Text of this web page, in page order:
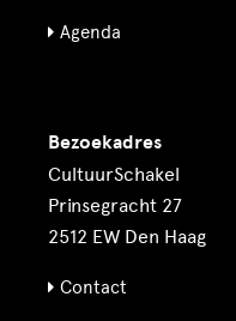
Agenda
Bezoekadres
CultuurSchakel
Prinsegracht 27
2512 EW Den Haag
Contact